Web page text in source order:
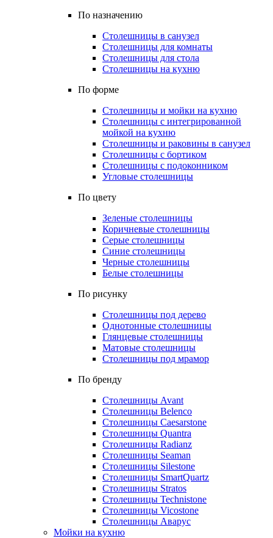
По назначению
Столешницы в санузел
Столешницы для комнаты
Столешницы для стола
Столешницы на кухню
По форме
Столешницы и мойки на кухню
Столешницы с интегрированной
мойкой на кухню
Столешницы и раковины в санузел
Столешницы с бортиком
Столешницы с подоконником
Угловые столешницы
По цвету
Зеленые столешницы
Коричневые столешницы
Серые столешницы
Синие столешницы
Черные столешницы
Белые столешницы
По рисунку
Столешницы под дерево
Однотонные столешницы
Глянцевые столешницы
Матовые столешницы
Столешницы под мрамор
По бренду
Столешницы Avant
Столешницы Belenco
Столешницы Caesarstone
Столешницы Quantra
Столешницы Radianz
Столешницы Seaman
Столешницы Silestone
Столешницы SmartQuartz
Столешницы Stratos
Столешницы Technistone
Столешницы Vicostone
Столешницы Аварус
Мойки на кухню